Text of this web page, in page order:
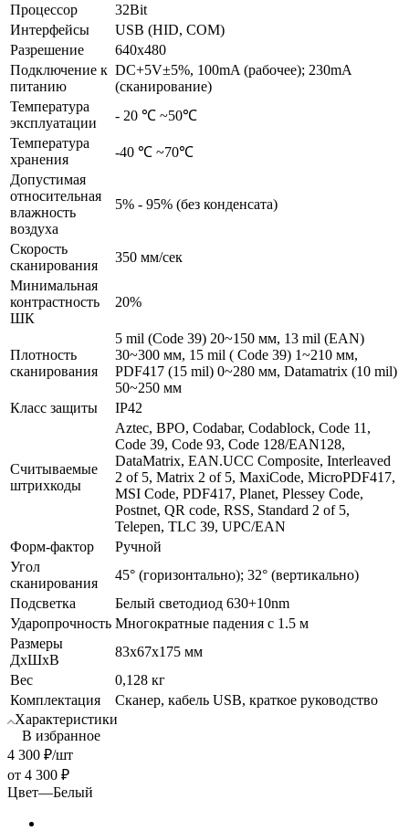
Процессор
32Bit
Интерфейсы
USB (HID, COM)
Разрешение
640x480
Подключение к
питанию
DC+5V±5%, 100mA (рабочее); 230mA
(сканирование)
Температура
эксплуатации
- 20 ℃ ~50℃
Температура
хранения
-40 ℃ ~70℃
Допустимая
относительная
влажность
воздуха
5% - 95% (без конденсата)
Скорость
сканирования
350 мм/сек
Минимальная
контрастность
ШК
20%
Плотность
сканирования
5 mil (Code 39) 20~150 мм, 13 mil (EAN)
30~300 мм, 15 mil ( Code 39) 1~210 мм,
PDF417 (15 mil) 0~280 мм, Datamatrix (10 mil)
50~250 мм
Класс защиты
IP42
Считываемые
штрихкоды
Aztec, BPO, Codabar, Codablock, Code 11,
Code 39, Code 93, Code 128/EAN128,
DataMatrix, EAN.UCC Composite, Interleaved
2 of 5, Matrix 2 of 5, MaxiCode, MicroPDF417,
MSI Code, PDF417, Planet, Plessey Code,
Postnet, QR code, RSS, Standard 2 of 5,
Telepen, TLC 39, UPC/EAN
Форм-фактор
Ручной
Угол
сканирования
45° (горизонтально); 32° (вертикально)
Подсветка
Белый светодиод 630+10nm
Ударопрочность Многократные падения с 1.5 м
Размеры
ДхШхВ
83х67х175 мм
Вес
0,128 кг
Комплектация
Сканер, кабель USB, краткое руководство
Характеристики
В избранное
4 300 ₽/шт
от 4 300 ₽
Цвет—Белый